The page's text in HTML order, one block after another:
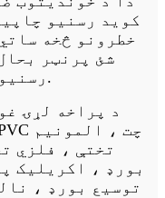
کويد رسنیو
خطرونو څخه
شئ پرنټر
رسنیو خوندي کولو کې مرسته وکړي.
بورډ ، اکریلیک